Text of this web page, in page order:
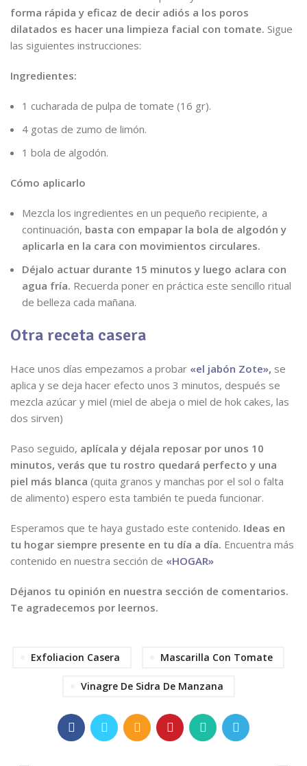
forma rápida y eficaz de decir adiós a los poros
dilatados es hacer una limpieza facial con tomate. Sigue
las siguientes instrucciones:
Ingredientes:
1 cucharada de pulpa de tomate (16 gr).
4 gotas de zumo de limón.
1 bola de algodón.
Cómo aplicarlo
Mezcla los ingredientes en un pequeño recipiente, a
continuación, basta con empapar la bola de algodón y
aplicarla en la cara con movimientos circulares.
Déjalo actuar durante 15 minutos y luego aclara con
agua fría. Recuerda poner en práctica este sencillo ritual
de belleza cada mañana.
Otra receta casera
Hace unos días empezamos a probar «el jabón Zote», se
aplica y se deja hacer efecto unos 3 minutos, después se
mezcla azúcar y miel (miel de abeja o miel de hok cakes, las
dos sirven)
Paso seguido, aplícala y déjala reposar por unos 10
minutos, verás que tu rostro quedará perfecto y una
piel más blanca (quita granos y manchas por el sol o falta
de alimento) espero esta también te pueda funcionar.
Esperamos que te haya gustado este contenido. Ideas en
tu hogar siempre presente en tu día a día. Encuentra más
contenido en nuestra sección de «HOGAR»
Déjanos tu opinión en nuestra sección de comentarios.
Te agradecemos por leernos.
Exfoliacion Casera Mascarilla Con Tomate
Vinagre De Sidra De Manzana